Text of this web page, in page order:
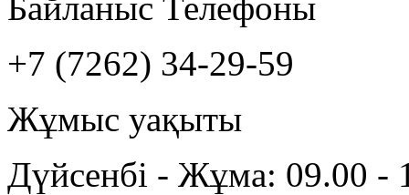
+7 (7262) 34-29-59
Жұмыс уақыты
Дүйсенбі - Жұма: 09.00 -